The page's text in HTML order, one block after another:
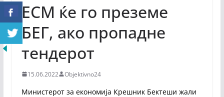
ЕСМ ќе го преземе
БЕГ, ако пропадне
тендерот
15.06.2022 Objektivno24
Министерот за економија Крешник Бектеши жали